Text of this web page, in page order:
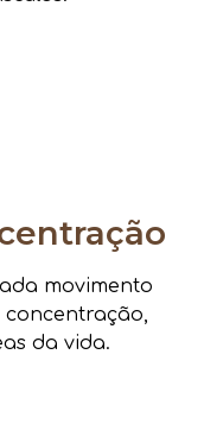
movimento
da vida.